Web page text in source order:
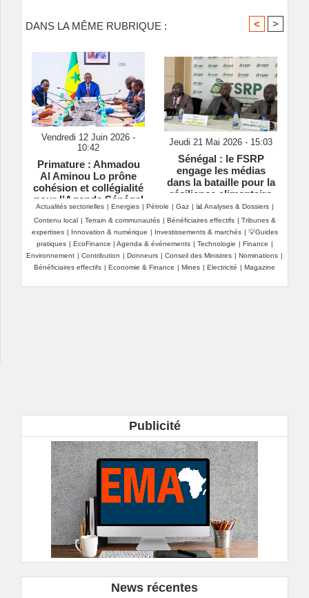
DANS LA MÊME RUBRIQUE : < >
Vendredi 12 Juin 2026 -
10:42
Primature : Ahmadou
Al Aminou Lo prône
cohésion et collégialité
pour l’Agenda Sénégal
2050
Jeudi 21 Mai 2026 - 15:03
Sénégal : le FSRP
engage les médias
dans la bataille pour la
résilience alimentaire
Actualités sectorielles | Energies | Pétrole | Gaz | 📊 Analyses & Dossiers |
Contenu local | Terrain & communautés | Bénéficiaires effectifs | Tribunes &
expertises | Innovation & numérique | Investissements & marchés | 💡Guides
pratiques | EcoFinance | Agenda & événements | Technologie | Finance |
Environnement | Contribution | Donneurs | Conseil des Ministres | Nominations |
Bénéficiaires effectifs | Economie & Finance | Mines | Electricité | Magazine
Publicité
News récentes